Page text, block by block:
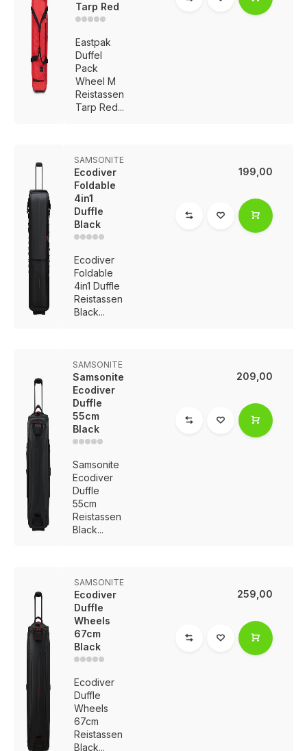
Tarp Red
Eastpak
Duffel
Pack
Wheel M
Reistassen
Tarp Red...
SAMSONITE
Ecodiver
Foldable
4in1
Duffle
Black
Ecodiver
Foldable
4in1 Duffle
Reistassen
Black...
199,00
SAMSONITE
Samsonite
Ecodiver
Duffle
55cm
Black
Samsonite
Ecodiver
Duffle
55cm
Reistassen
Black...
209,00
SAMSONITE
Ecodiver
Duffle
Wheels
67cm
Black
Ecodiver
Duffle
Wheels
67cm
Reistassen
Black...
259,00